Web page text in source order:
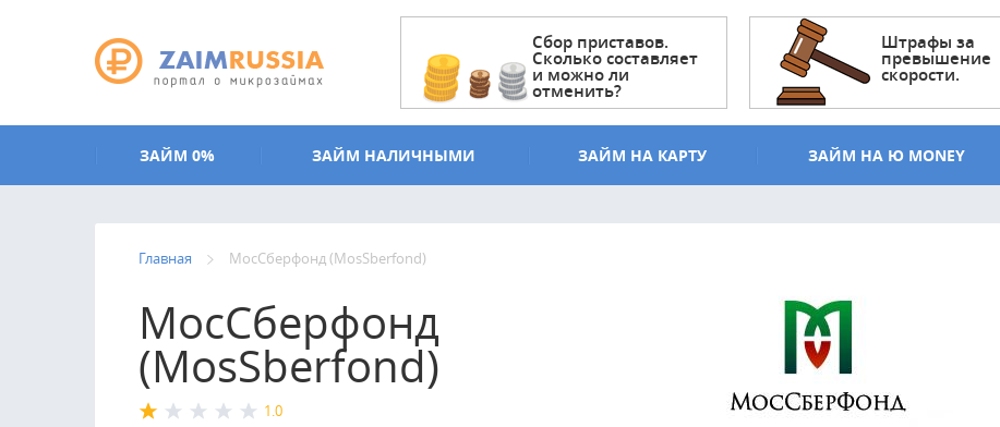
Сбор приставов.
Сколько составляет
и можно ли
отменить?
Штрафы за
превышение
скорости.
ЗАЙМ 0% ЗАЙМ НАЛИЧНЫМИ ЗАЙМ НА КАРТУ ЗАЙМ НА Ю MONEY
Главная МосСберфонд (MosSberfond)
МосСберфонд
(MosSberfond)
1.0